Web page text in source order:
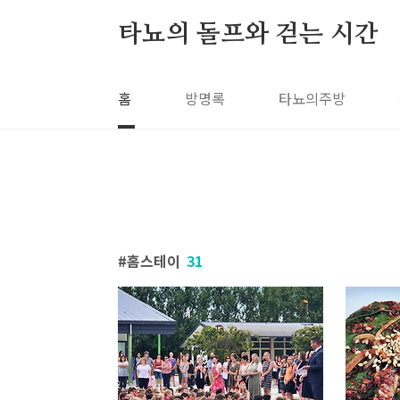
타뇨의 돌프와 걷는 시간
홈 방명록 타뇨의주방
홈스테이 31